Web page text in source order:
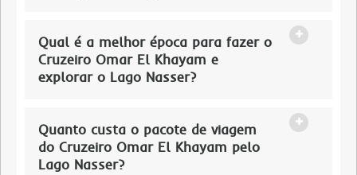
Qual é a melhor época para fazer o
Cruzeiro Omar El Khayam e
explorar o Lago Nasser?
Quanto custa o pacote de viagem
do Cruzeiro Omar El Khayam pelo
Lago Nasser?